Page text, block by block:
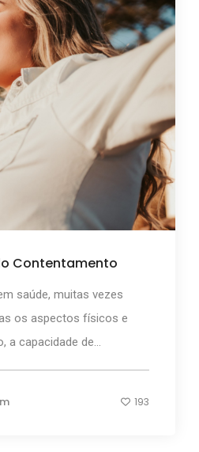
Contentamento
saúde, muitas vezes
os aspectos físicos e
capacidade de...
193